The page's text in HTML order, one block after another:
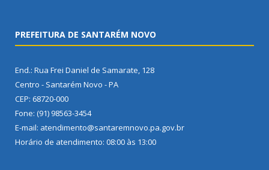
PREFEITURA DE SANTARÉM NOVO
End.: Rua Frei Daniel de Samarate, 128
Centro - Santarém Novo - PA
CEP: 68720-000
Fone: (91) 98563-3454
E-mail: atendimento@santaremnovo.pa.gov.br
Horário de atendimento: 08:00 às 13:00